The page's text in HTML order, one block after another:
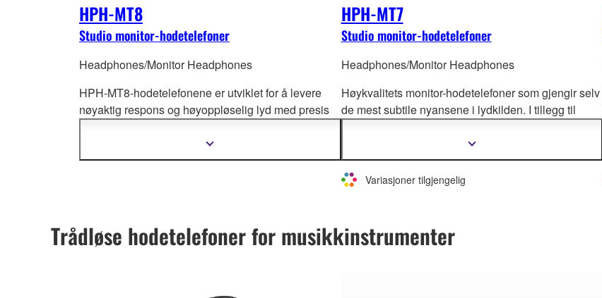
HPH-MT8
Studio monitor-hodetelefoner
Headphones/Monitor Headphones
HPH-MT8-hodetelefonene er utviklet for å levere
nøyaktig respons og høyoppløselig lyd med presis
og diskant med stram bass som er helt t
originalen. Yamaha har brukt tiår med samlet
Vis
HPH-MT7
Studio monitor-hodetelefoner
Headphones/Monitor Headphones
Høykvalitets monitor-hodetelefoner som gjengir selv
de mest subtile nyansene i lydkilden. I tillegg til
hodetelefonene perfekte for miksmonitorering under
liveopptredener, takket være sitt høye lydtrykknivå
og robuste konstruksjon.
Vis
Variasjoner tilgjengelig
Trådløse hodetelefoner for musikkinstrumenter